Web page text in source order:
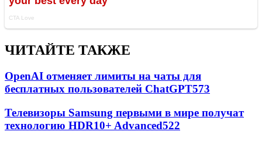
ЧИТАЙТЕ ТАКЖЕ
OpenAI отменяет лимиты на чаты для
бесплатных пользователей ChatGPT573
Телевизоры Samsung первыми в мире получат
технологию HDR10+ Advanced522